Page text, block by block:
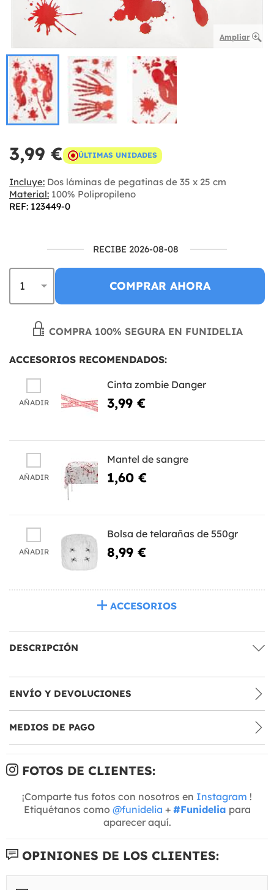
Ampliar
3,99 € ÚLTIMAS UNIDADES
Incluye: Dos láminas de pegatinas de 35 x 25 cm
Material: 100% Polipropileno
REF: 123449-0
RECIBE 2026-08-08
COMPRAR AHORA
COMPRA 100% SEGURA EN FUNIDELIA
ACCESORIOS RECOMENDADOS:
AÑADIR
Cinta zombie Danger
3,99 €
AÑADIR
Mantel de sangre
1,60 €
AÑADIR
Bolsa de telarañas de 550gr
8,99 €
ACCESORIOS
DESCRIPCIÓN
ENVÍO Y DEVOLUCIONES
MEDIOS DE PAGO
FOTOS DE CLIENTES:
¡Comparte tus fotos con nosotros en Instagram !
Etiquétanos como @funidelia + #Funidelia para
aparecer aquí.
OPINIONES DE LOS CLIENTES: